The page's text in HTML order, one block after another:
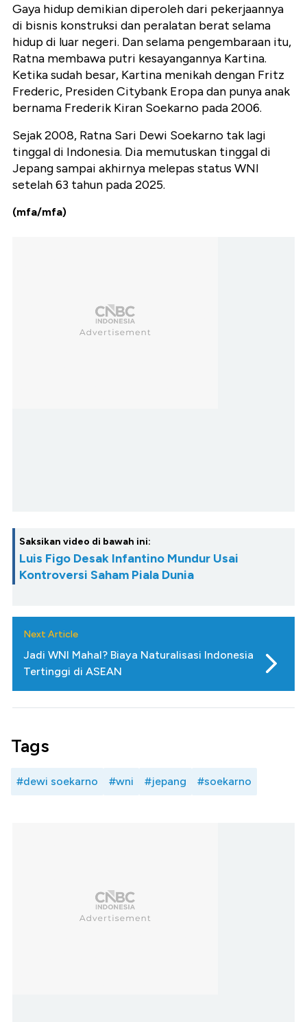
Gaya hidup demikian diperoleh dari pekerjaannya
di bisnis konstruksi dan peralatan berat selama
hidup di luar negeri. Dan selama pengembaraan itu,
Ratna membawa putri kesayangannya Kartina.
Ketika sudah besar, Kartina menikah dengan Fritz
Frederic, Presiden Citybank Eropa dan punya anak
bernama Frederik Kiran Soekarno pada 2006.
Sejak 2008, Ratna Sari Dewi Soekarno tak lagi
tinggal di Indonesia. Dia memutuskan tinggal di
Jepang sampai akhirnya melepas status WNI
setelah 63 tahun pada 2025.
(mfa/mfa)
Saksikan video di bawah ini:
Luis Figo Desak Infantino Mundur Usai
Kontroversi Saham Piala Dunia
Next Article
Jadi WNI Mahal? Biaya Naturalisasi Indonesia
Tertinggi di ASEAN
Tags
#dewi soekarno #wni #jepang #soekarno